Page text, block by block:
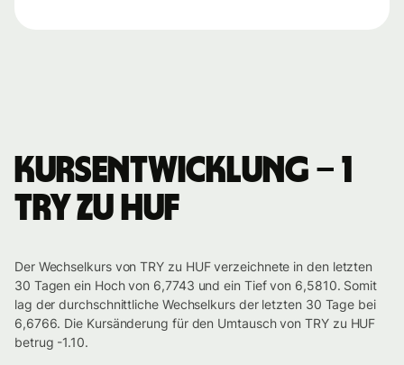
Kursentwicklung – 1
TRY zu HUF
Der Wechselkurs von TRY zu HUF verzeichnete in den letzten
30 Tagen ein Hoch von 6,7743 und ein Tief von 6,5810. Somit
lag der durchschnittliche Wechselkurs der letzten 30 Tage bei
6,6766. Die Kursänderung für den Umtausch von TRY zu HUF
betrug -1.10.